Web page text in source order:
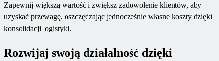
Zapewnij większą wartość i zwiększ zadowolenie klientów, aby
uzyskać przewagę, oszczędzając jednocześnie własne koszty dzięki
konsolidacji logistyki.
Rozwijaj swoją działalność dzięki